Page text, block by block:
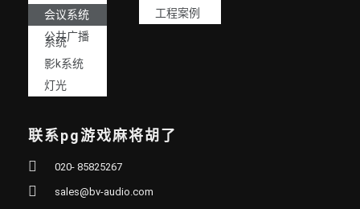
会议系统
公共广播
系统
影k系统
灯光
工程案例
联系pg游戏麻将胡了
020- 85825267
sales@bv-audio.com